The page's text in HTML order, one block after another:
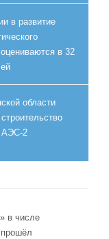
в развитие
в 32
области
АЭС-2
в числе